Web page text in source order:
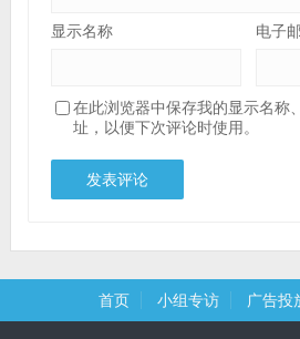
显示名称 电子
在此浏览器中保存我的显示名称
址，以便下次评论时使用。
首页 小组专访 广告投